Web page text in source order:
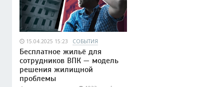
15.04.2025 15:23 СОБЫТИЯ
Бесплатное жильё для
сотрудников ВПК — модель
решения жилищной
проблемы